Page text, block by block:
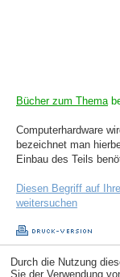
Bücher zum Thema
Computerhardware
bezeichnet man
Einbau des Teils
Diesen Begriff auf
weitersuchen
Durch die Nutzung
Sie der Verwendung
Copyright © 1998-2026